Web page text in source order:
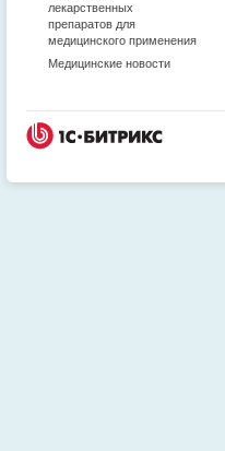
лекарственных
препаратов для
медицинского применения
Медицинские новости